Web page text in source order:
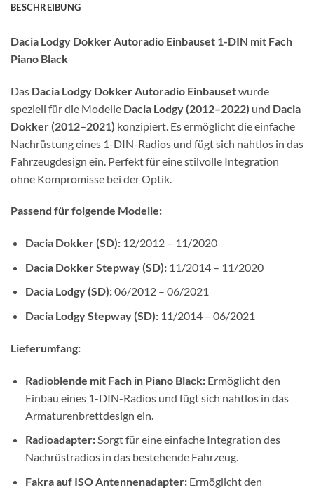
BESCHREIBUNG
Dacia Lodgy Dokker Autoradio Einbauset 1-DIN mit Fach
Piano Black
Das Dacia Lodgy Dokker Autoradio Einbausetwurde
speziell für die Modelle Dacia Lodgy (2012–2022) und Dacia
Dokker (2012–2021) konzipiert. Es ermöglicht die einfache
Nachrüstung eines 1-DIN-Radios und fügt sich nahtlos in das
Fahrzeugdesign ein. Perfekt für eine stilvolle Integration
ohne Kompromisse bei der Optik.
Passend für folgende Modelle:
Dacia Dokker (SD):12/2012 – 11/2020
Dacia Dokker Stepway (SD):11/2014 – 11/2020
Dacia Lodgy (SD):06/2012 – 06/2021
Dacia Lodgy Stepway (SD):11/2014 – 06/2021
Lieferumfang:
Radioblende mit Fach in Piano Black:Ermöglicht den
Einbau eines 1-DIN-Radios und fügt sich nahtlos in das
Armaturenbrettdesign ein.
Radioadapter:Sorgt für eine einfache Integration des
Nachrüstradios in das bestehende Fahrzeug.
Fakra auf ISO Antennenadapter:Ermöglicht den